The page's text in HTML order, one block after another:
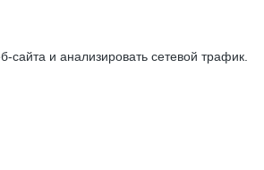
и анализировать сетевой трафик.